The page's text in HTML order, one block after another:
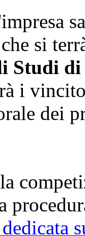
si
Studi di
i
dei